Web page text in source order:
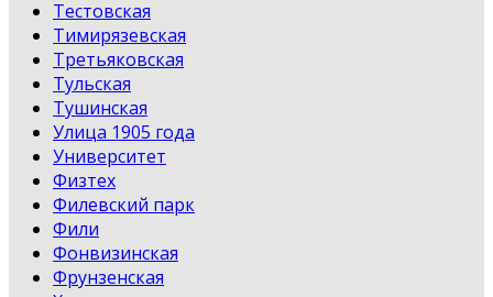
Тестовская
Тимирязевская
Третьяковская
Тульская
Тушинская
Улица 1905 года
Университет
Физтех
Филевский парк
Фили
Фонвизинская
Фрунзенская